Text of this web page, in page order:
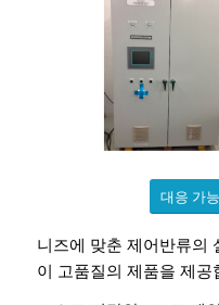
대응 가
니즈에 맞춘 제어반류의
이 고품질의 제품을 제공